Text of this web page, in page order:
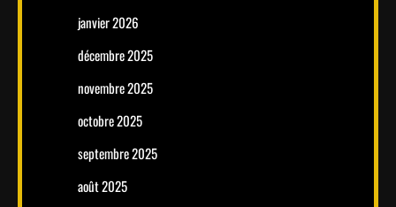
janvier 2026
décembre 2025
novembre 2025
octobre 2025
septembre 2025
août 2025